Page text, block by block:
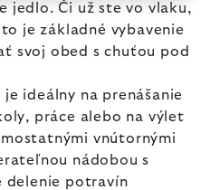
jedlo. Či už ste vo vlaku,
je základné vybavenie
svoj obed s chuťou pod
ideálny na prenášanie
práce alebo na výlet
vnútornými
nádobou s
delenie potravín